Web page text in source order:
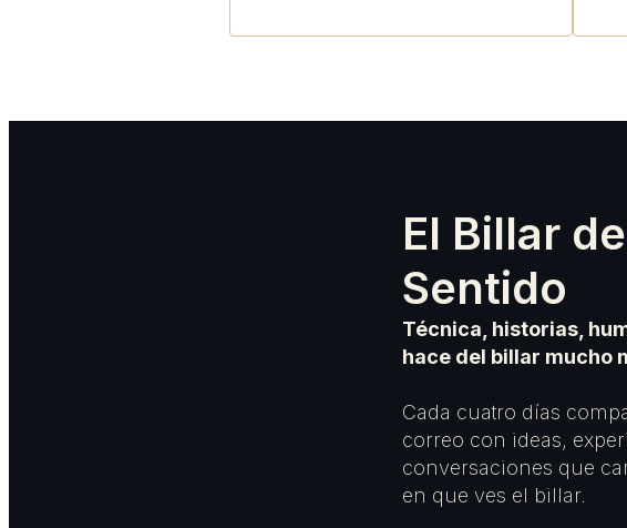
El Billar
Sentido
Técnica, historias,
hace del billar mucho
Cada cuatro días
correo con ideas,
conversaciones que
en que ves el billar.